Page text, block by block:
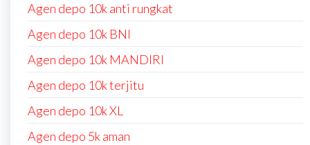
Agen depo 10k anti rungkat
Agen depo 10k BNI
Agen depo 10k MANDIRI
Agen depo 10k terjitu
Agen depo 10k XL
Agen depo 5k aman